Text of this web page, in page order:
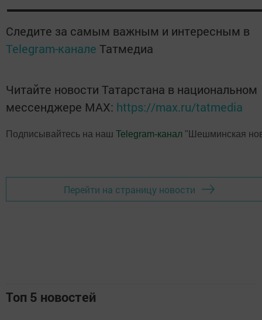
Следите за самым важным и интересным в
Telegram-канале Татмедиа
Читайте новости Татарстана в национальном
мессенджере MАХ: https://max.ru/tatmedia
Подписывайтесь на наш Telegram-канал "Шешминская
Перейти на страницу новости
Топ 5 новостей